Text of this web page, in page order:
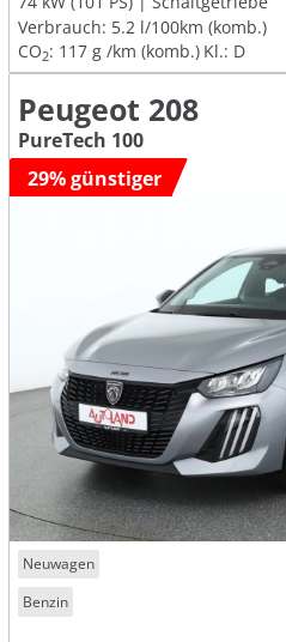
Verbrauch: 5.2 l/100km (komb.)
CO2: 117 g /km (komb.) Kl.: D
Peugeot 208
PureTech 100
29% günstiger
Neuwagen
Benzin